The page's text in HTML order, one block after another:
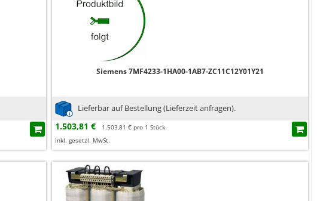
Siemens 7MF4233-1HA00-1AB7-ZC11C12Y01Y21
Lieferbar auf Bestellung (Lieferzeit anfragen).
1.503,81 €
1.503,81 € pro 1 Stück
inkl. gesetzl. MwSt.